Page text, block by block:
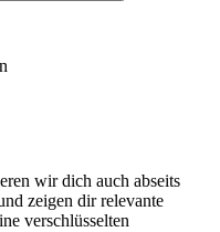
wir dich auch abseits
zeigen dir relevante
verschlüsselten